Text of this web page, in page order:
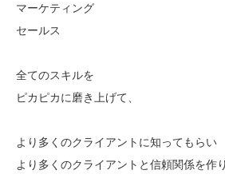
マーケティング
セールス
全てのスキルを
ピカピカに磨き上げて、
より多くのクライアントに知ってもらい
より多くのクライアントと信頼関係を作り